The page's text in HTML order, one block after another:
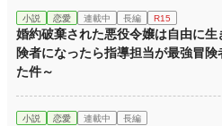
小説 恋愛 連載中 長編 R15
婚約破棄された悪役令嬢は自由に
険者になったら指導担当が最強冒
た件～
小説 恋愛 連載中 長編